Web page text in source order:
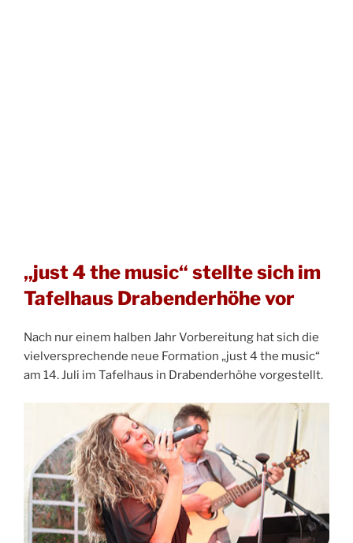
„just 4 the music“ stellte sich im
Tafelhaus Drabenderhöhe vor
Nach nur einem halben Jahr Vorbereitung hat sich die
vielversprechende neue Formation „just 4 the music“
am 14. Juli im Tafelhaus in Drabenderhöhe vorgestellt.